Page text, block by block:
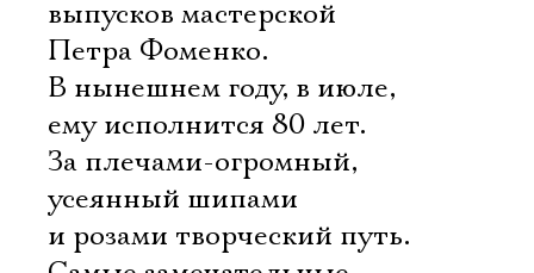
выпусков мастерской
Петра Фоменко.
В нынешнем году, в июле,
ему исполнится 80 лет.
За плечами-огромный,
усеянный шипами
и розами творческий путь.